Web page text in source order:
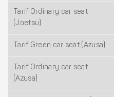
Tarif Ordinary car seat
(Joetsu)
Tarif Green car seat (Azusa)
Tarif Ordinary car seat
(Azusa)